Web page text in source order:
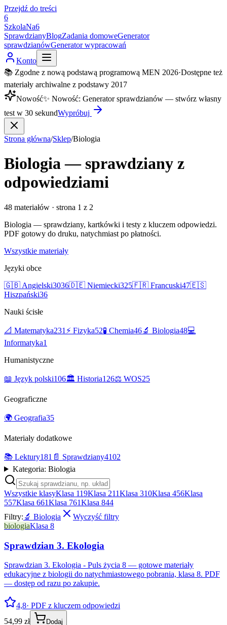
Przejdź do treści
6
SzkolaNa6
SprawdzianyBlogZadania domoweGenerator
sprawdzianówGenerator wypracowań
Konto
📚 Zgodne z nową podstawą programową MEN 2026·Dostępne też
materiały archiwalne z podstawy 2017
Nowość✨ Nowość: Generator sprawdzianów — stwórz własny
test w 30 sekundWypróbuj
Strona główna/Sklep/Biologia
Biologia — sprawdziany z
odpowiedziami
48 materiałów · strona 1 z 2
Biologia — sprawdziany, kartkówki i testy z kluczem odpowiedzi.
PDF gotowy do druku, natychmiast po płatności.
Wszystkie materiały
Języki obce
🇬🇧 Angielski3036🇩🇪 Niemiecki325🇫🇷 Francuski47🇪🇸
Hiszpański36
Nauki ścisłe
📐 Matematyka231 ⚡ Fizyka52🧪 Chemia46🔬 Biologia48💻
Informatyka1
Humanistyczne
📖 Język polski106🏛️ Historia126⚖️ WOS25
Geograficzne
🌍 Geografia35
Materiały dodatkowe
📚 Lektury181 📄 Sprawdziany4102
Kategoria: Biologia
Wszystkie klasyKlasa 119Klasa 211Klasa 310Klasa 456Klasa
557Klasa 661Klasa 761Klasa 844
Filtry: 🔬 Biologia
Wyczyść filtry
biologiaKlasa 8
Sprawdzian 3. Ekologia
Sprawdzian 3. Ekologia - Puls życia 8 — gotowe materiały
edukacyjne z biologii do natychmiastowego pobrania, klasa 8. PDF
— dostęp od razu po zakupie.
4,8· PDF z kluczem odpowiedzi
54,99 zł
Dodaj